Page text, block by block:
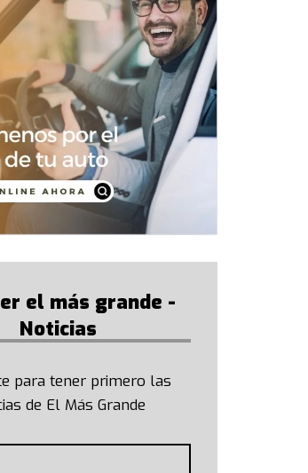
el más grande -
Noticias
para tener primero las
de El Más Grande